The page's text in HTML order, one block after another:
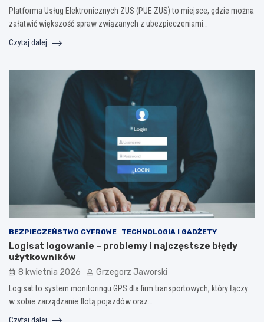
Platforma Usług Elektronicznych ZUS (PUE ZUS) to miejsce, gdzie można
załatwić większość spraw związanych z ubezpieczeniami…
Czytaj dalej
BEZPIECZEŃSTWO CYFROWE TECHNOLOGIA I GADŻETY
Logisat logowanie – problemy i najczęstsze błędy
użytkowników
8 kwietnia 2026 Grzegorz Jaworski
Logisat to system monitoringu GPS dla firm transportowych, który łączy
w sobie zarządzanie flotą pojazdów oraz…
Czytaj dalej